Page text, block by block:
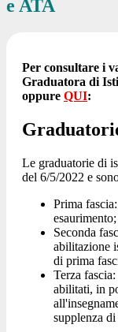
e ATA
Per consultare i
Graduatora di
oppure QUI:
Le graduatorie di
del 6/5/2022 e
Prima
esaurimento;
Seconda
abilitazione
di prima
Terza
abilitati, in
supplenza di